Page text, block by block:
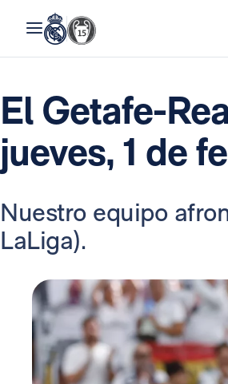
El Getafe-
jueves, 1 de
Nuestro equipo
LaLiga).